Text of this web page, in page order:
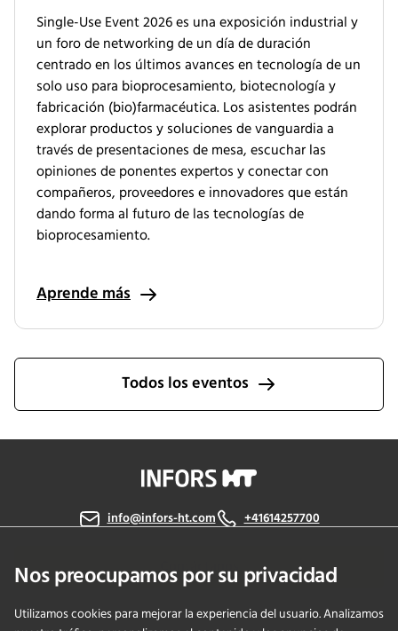
Single-Use Event 2026 es una exposición industrial y
un foro de networking de un día de duración
centrado en los últimos avances en tecnología de un
solo uso para bioprocesamiento, biotecnología y
fabricación (bio)farmacéutica. Los asistentes podrán
explorar productos y soluciones de vanguardia a
través de presentaciones de mesa, escuchar las
opiniones de ponentes expertos y conectar con
compañeros, proveedores e innovadores que están
dando forma al futuro de las tecnologías de
bioprocesamiento.
Aprende más
Todos los eventos
Nos preocupamos por su privacidad
Utilizamos cookies para mejorar la experiencia del usuario. Analizamos
info@infors-ht.com +41614257700
Contáctanos